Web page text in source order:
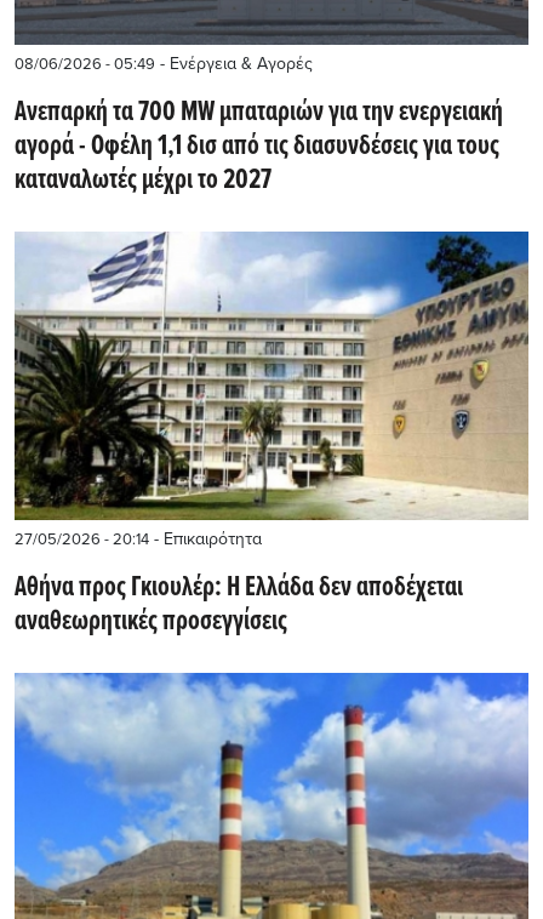
08/06/2026 - 05:49 - Ενέργεια & Αγορές
Ανεπαρκή τα 700 MW μπαταριών για την ενεργειακή
αγορά - Οφέλη 1,1 δισ από τις διασυνδέσεις για τους
καταναλωτές μέχρι το 2027
27/05/2026 - 20:14 - Επικαιρότητα
Αθήνα προς Γκιουλέρ: Η Ελλάδα δεν αποδέχεται
αναθεωρητικές προσεγγίσεις